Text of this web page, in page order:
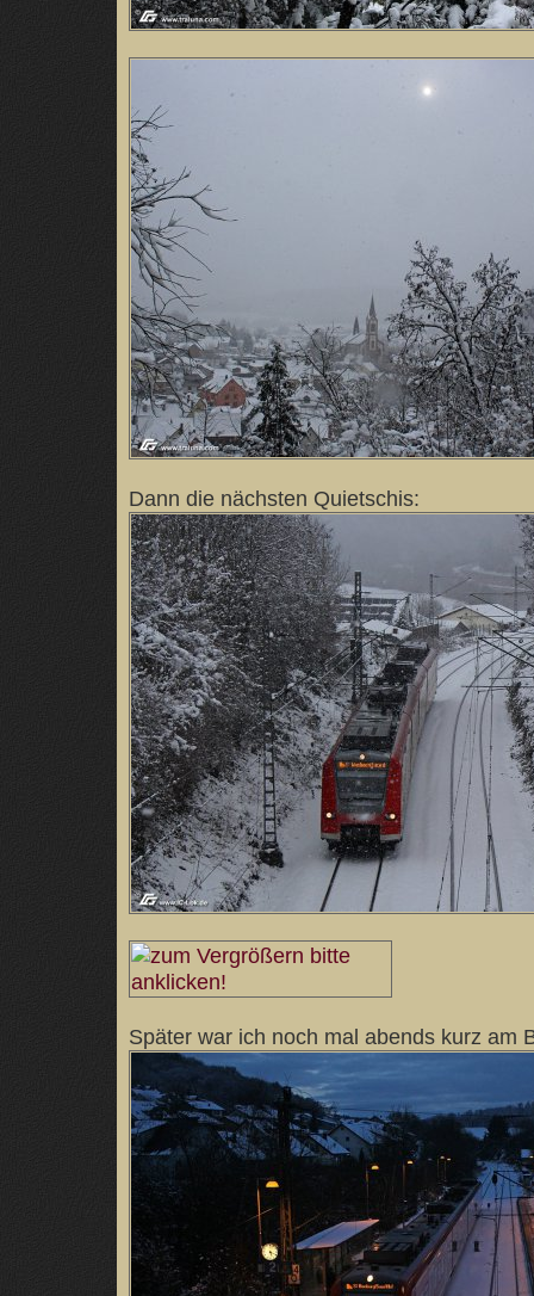
Dann die nächsten Quietschis:
Später war ich noch mal abends kurz am